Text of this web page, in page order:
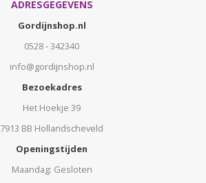
ADRESGEGEVENS
Gordijnshop.nl
0528 - 342340
info@gordijnshop.nl
Bezoekadres
Het Hoekje 39
7913 BB Hollandscheveld
Openingstijden
Maandag: Gesloten